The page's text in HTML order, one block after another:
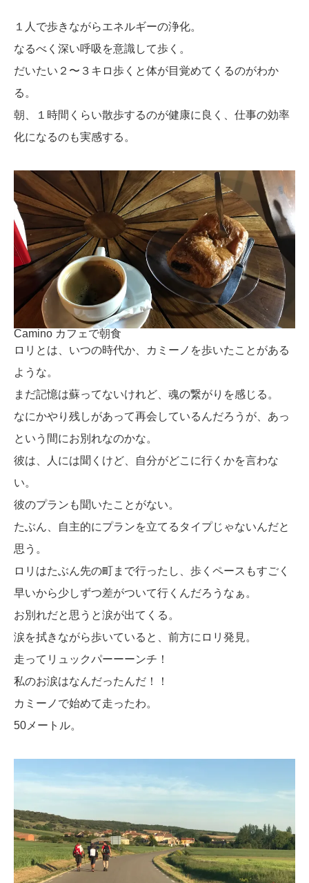
１人で歩きながらエネルギーの浄化。
なるべく深い呼吸を意識して歩く。
だいたい２〜３キロ歩くと体が目覚めてくるのがわか
る。
朝、１時間くらい散歩するのが健康に良く、仕事の効率
化になるのも実感する。
Camino カフェで朝食
ロリとは、いつの時代か、カミーノを歩いたことがある
ような。
まだ記憶は蘇ってないけれど、魂の繋がりを感じる。
なにかやり残しがあって再会しているんだろうが、あっ
という間にお別れなのかな。
彼は、人には聞くけど、自分がどこに行くかを言わな
い。
彼のプランも聞いたことがない。
たぶん、自主的にプランを立てるタイプじゃないんだと
思う。
ロリはたぶん先の町まで行ったし、歩くペースもすごく
早いから少しずつ差がついて行くんだろうなぁ。
お別れだと思うと涙が出てくる。
涙を拭きながら歩いていると、前方にロリ発見。
走ってリュックパーーーンチ！
私のお涙はなんだったんだ！！
カミーノで始めて走ったわ。
50メートル。